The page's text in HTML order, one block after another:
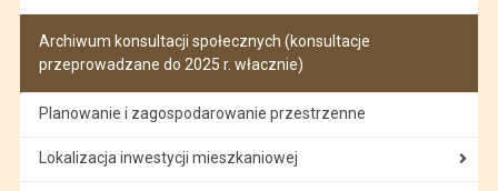
Archiwum konsultacji społecznych (konsultacje
przeprowadzane do 2025 r. włacznie)
Planowanie i zagospodarowanie przestrzenne
Lokalizacja inwestycji mieszkaniowej